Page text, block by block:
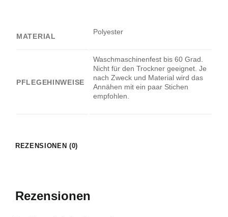
MATERIAL
Polyester
PFLEGEHINWEISE
Waschmaschinenfest bis 60 Grad.
Nicht für den Trockner geeignet. Je
nach Zweck und Material wird das
Annähen mit ein paar Stichen
empfohlen.
REZENSIONEN (0)
Rezensionen